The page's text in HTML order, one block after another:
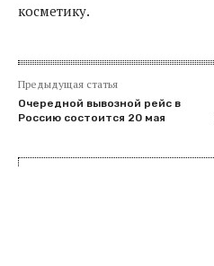
косметику.
Предыдущая статья
Очередной вывозной рейс в
Россию состоится 20 мая